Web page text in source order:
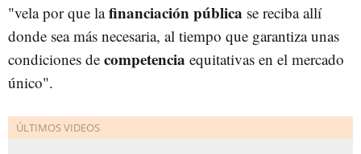
"vela por que lafinanciación pública se reciba allí
donde sea más necesaria, al tiempo que garantiza unas
condiciones de competencia equitativas en el mercado
único".